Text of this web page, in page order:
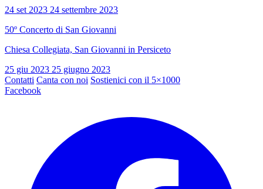
24 set 2023 24 settembre 2023
50º Concerto di San Giovanni
Chiesa Collegiata, San Giovanni in Persiceto
25 giu 2023 25 giugno 2023
Contatti Canta con noi Sostienici con il 5×1000
Facebook